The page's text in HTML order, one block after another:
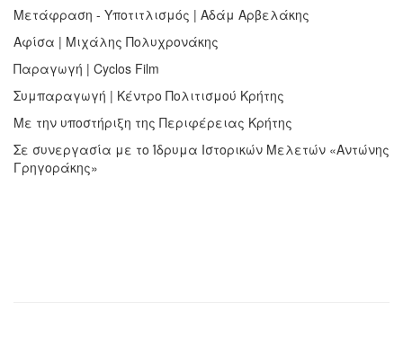
Μετάφραση - Υποτιτλισμός | Αδάμ Αρβελάκης
Αφίσα | Μιχάλης Πολυχρονάκης
Παραγωγή | Cyclos Film
Συμπαραγωγή | Κέντρο Πολιτισμού Κρήτης
Mε την υποστήριξη της Περιφέρειας Κρήτης
Σε συνεργασία με το Ίδρυμα Ιστορικών Μελετών «Αντώνης
Γρηγοράκης»